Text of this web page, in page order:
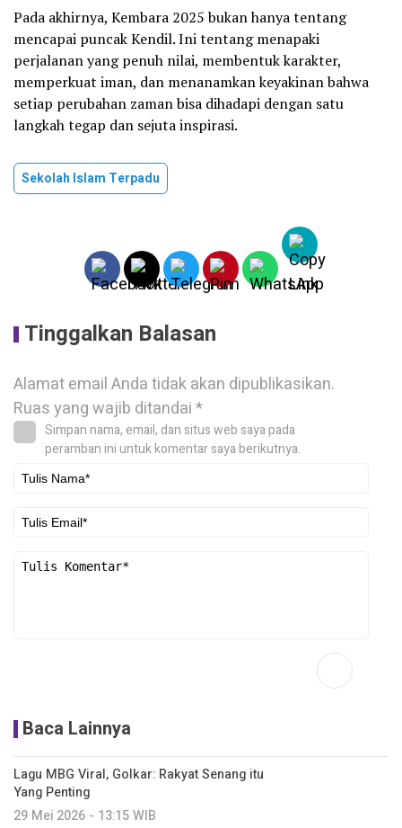
Pada akhirnya, Kembara 2025 bukan hanya tentang
mencapai puncak Kendil. Ini tentang menapaki
perjalanan yang penuh nilai, membentuk karakter,
memperkuat iman, dan menanamkan keyakinan bahwa
setiap perubahan zaman bisa dihadapi dengan satu
langkah tegap dan sejuta inspirasi.
Sekolah Islam Terpadu
Tinggalkan Balasan
Alamat email Anda tidak akan dipublikasikan.
Ruas yang wajib ditandai*
Simpan nama, email, dan situs web saya pada
peramban ini untuk komentar saya berikutnya.
Baca Lainnya
Lagu MBG Viral, Golkar: Rakyat Senang itu
Yang Penting
29 Mei 2026 - 13:15 WIB